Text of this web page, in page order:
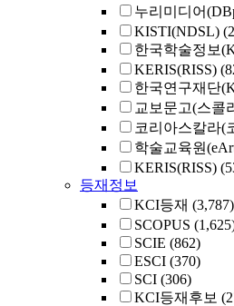
누리미디어
KISTI(NDSL)
한국학술정보
KERIS(RISS)
한국연구재단
교보문고(스콜
코리아스칼라(
학술교육원
KERIS(RISS)
등재정보
KCI등재 (3,787)
SCOPUS
SCIE (862)
ESCI (370)
SCI (306)
KCI등재후보